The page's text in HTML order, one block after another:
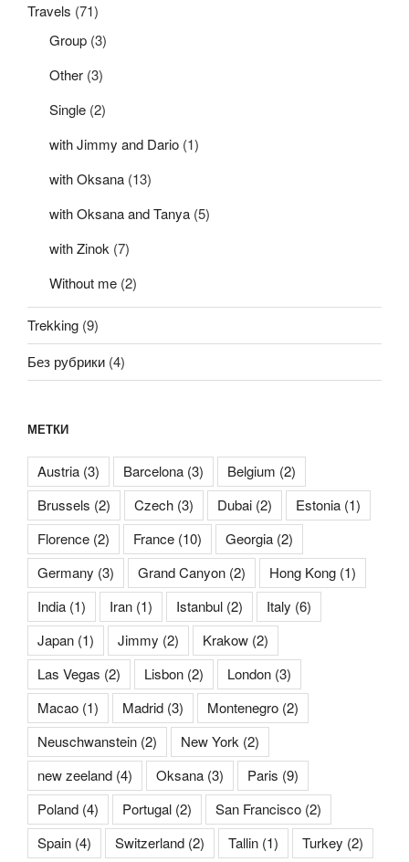
Travels (71)
Group (3)
Other (3)
Single (2)
with Jimmy and Dario (1)
with Oksana (13)
with Oksana and Tanya (5)
with Zinok (7)
Without me (2)
Trekking (9)
Без рубрики (4)
МЕТКИ
Austria (3) Barcelona (3) Belgium (2)
Brussels (2) Czech (3) Dubai (2) Estonia (1)
Florence (2) France (10) Georgia (2)
Germany (3) Grand Canyon (2) Hong Kong (1)
India (1) Iran (1) Istanbul (2) Italy (6)
Japan (1) Jimmy (2) Krakow (2)
Las Vegas (2) Lisbon (2) London (3)
Macao (1) Madrid (3) Montenegro (2)
Neuschwanstein (2) New York (2)
new zeeland (4) Oksana (3) Paris (9)
Poland (4) Portugal (2) San Francisco (2)
Spain (4) Switzerland (2) Tallin (1) Turkey (2)